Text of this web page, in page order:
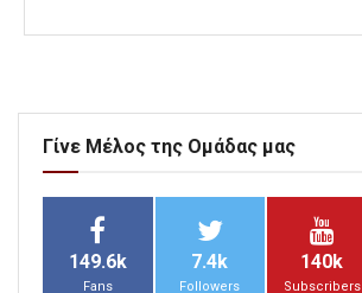
Γίνε Μέλος της Ομάδας μας
149.6k
Fans
7.4k
Followers
140k
Subscribers